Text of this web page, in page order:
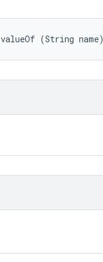
valueOf (String name)